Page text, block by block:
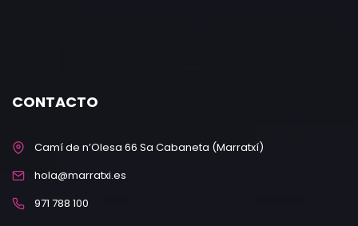
CONTACTO
Camí de n’Olesa 66 Sa Cabaneta (Marratxí)
hola@marratxi.es
971 788 100